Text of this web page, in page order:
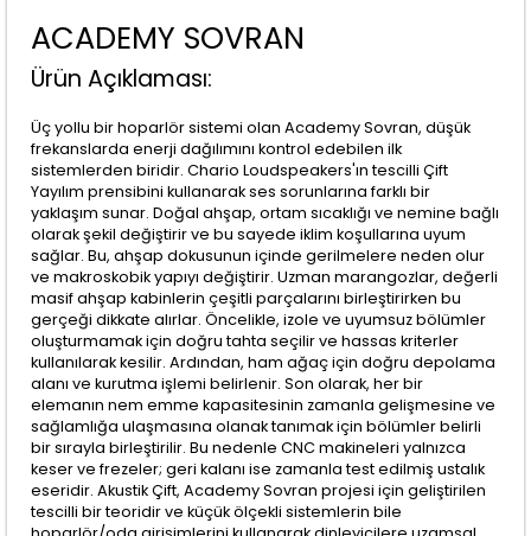
ACADEMY SOVRAN
Ürün Açıklaması:
Üç yollu bir hoparlör sistemi olan Academy Sovran, düşük
frekanslarda enerji dağılımını kontrol edebilen ilk
sistemlerden biridir. Chario Loudspeakers'ın tescilli Çift
Yayılım prensibini kullanarak ses sorunlarına farklı bir
yaklaşım sunar. Doğal ahşap, ortam sıcaklığı ve nemine bağlı
olarak şekil değiştirir ve bu sayede iklim koşullarına uyum
sağlar. Bu, ahşap dokusunun içinde gerilmelere neden olur
ve makroskobik yapıyı değiştirir. Uzman marangozlar, değerli
masif ahşap kabinlerin çeşitli parçalarını birleştirirken bu
gerçeği dikkate alırlar. Öncelikle, izole ve uyumsuz bölümler
oluşturmamak için doğru tahta seçilir ve hassas kriterler
kullanılarak kesilir. Ardından, ham ağaç için doğru depolama
alanı ve kurutma işlemi belirlenir. Son olarak, her bir
elemanın nem emme kapasitesinin zamanla gelişmesine ve
sağlamlığa ulaşmasına olanak tanımak için bölümler belirli
bir sırayla birleştirilir. Bu nedenle CNC makineleri yalnızca
keser ve frezeler; geri kalanı ise zamanla test edilmiş ustalık
eseridir. Akustik Çift, Academy Sovran projesi için geliştirilen
tescilli bir teoridir ve küçük ölçekli sistemlerin bile